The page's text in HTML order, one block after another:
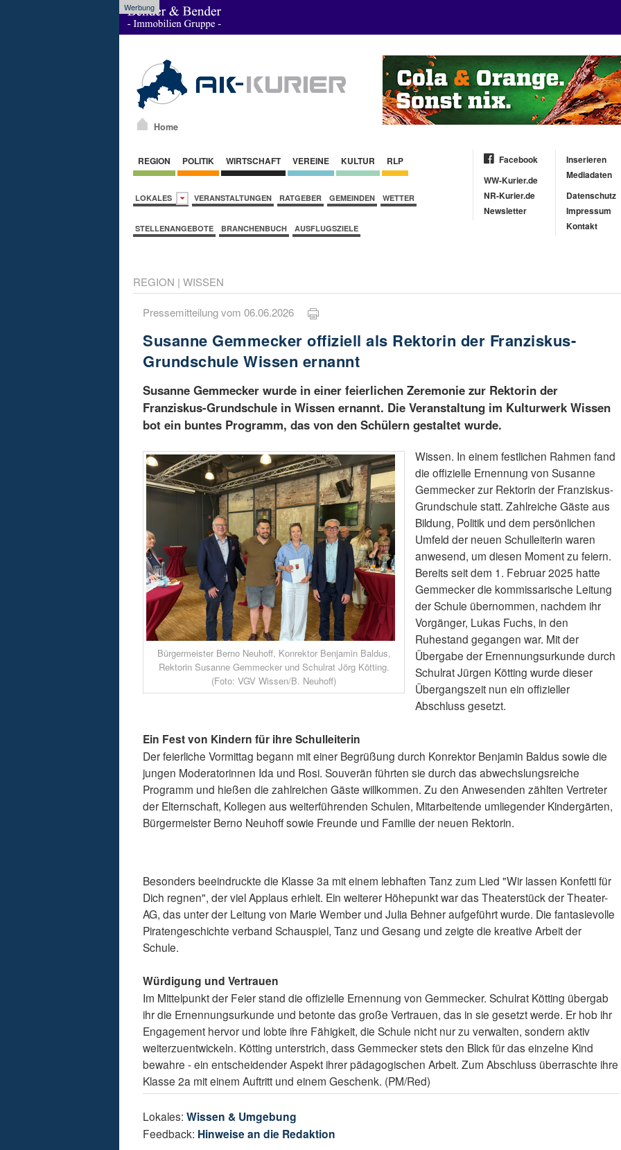
Werbung
Home
REGION POLITIK WIRTSCHAFT VEREINE KULTUR RLP
LOKALES VERANSTALTUNGEN RATGEBER GEMEINDEN WETTER
STELLENANGEBOTE BRANCHENBUCH AUSFLUGSZIELE
Facebook
WW-Kurier.de
NR-Kurier.de
Newsletter
Inserieren
Mediadaten
Datenschutz
Impressum
Kontakt
REGION | WISSEN
Pressemitteilung vom 06.06.2026
Susanne Gemmecker offiziell als Rektorin der Franziskus-
Grundschule Wissen ernannt
Susanne Gemmecker wurde in einer feierlichen Zeremonie zur Rektorin der
Franziskus-Grundschule in Wissen ernannt. Die Veranstaltung im Kulturwerk Wissen
bot ein buntes Programm, das von den Schülern gestaltet wurde.
Bürgermeister Berno Neuhoff, Konrektor Benjamin Baldus,
Rektorin Susanne Gemmecker und Schulrat Jörg Kötting.
(Foto: VGV Wissen/B. Neuhoff)
Wissen. In einem festlichen Rahmen fand
die offizielle Ernennung von Susanne
Gemmecker zur Rektorin der Franziskus-
Grundschule statt. Zahlreiche Gäste aus
Bildung, Politik und dem persönlichen
Umfeld der neuen Schulleiterin waren
anwesend, um diesen Moment zu feiern.
Bereits seit dem 1. Februar 2025 hatte
Gemmecker die kommissarische Leitung
der Schule übernommen, nachdem ihr
Vorgänger, Lukas Fuchs, in den
Ruhestand gegangen war. Mit der
Übergabe der Ernennungsurkunde durch
Schulrat Jürgen Kötting wurde dieser
Übergangszeit nun ein offizieller
Abschluss gesetzt.
Ein Fest von Kindern für ihre Schulleiterin
Der feierliche Vormittag begann mit einer Begrüßung durch Konrektor Benjamin Baldus sowie die
jungen Moderatorinnen Ida und Rosi. Souverän führten sie durch das abwechslungsreiche
Programm und hießen die zahlreichen Gäste willkommen. Zu den Anwesenden zählten Vertreter
der Elternschaft, Kollegen aus weiterführenden Schulen, Mitarbeitende umliegender Kindergärten,
Bürgermeister Berno Neuhoff sowie Freunde und Familie der neuen Rektorin.
Besonders beeindruckte die Klasse 3a mit einem lebhaften Tanz zum Lied "Wir lassen Konfetti für
Dich regnen", der viel Applaus erhielt. Ein weiterer Höhepunkt war das Theaterstück der Theater-
AG, das unter der Leitung von Marie Wember und Julia Behner aufgeführt wurde. Die fantasievolle
Piratengeschichte verband Schauspiel, Tanz und Gesang und zeigte die kreative Arbeit der
Schule.
Würdigung und Vertrauen
Im Mittelpunkt der Feier stand die offizielle Ernennung von Gemmecker. Schulrat Kötting übergab
ihr die Ernennungsurkunde und betonte das große Vertrauen, das in sie gesetzt werde. Er hob ihr
Engagement hervor und lobte ihre Fähigkeit, die Schule nicht nur zu verwalten, sondern aktiv
weiterzuentwickeln. Kötting unterstrich, dass Gemmecker stets den Blick für das einzelne Kind
bewahre - ein entscheidender Aspekt ihrer pädagogischen Arbeit. Zum Abschluss überraschte ihre
Klasse 2a mit einem Auftritt und einem Geschenk. (PM/Red)
Lokales:Wissen & Umgebung
Feedback: Hinweise an die Redaktion